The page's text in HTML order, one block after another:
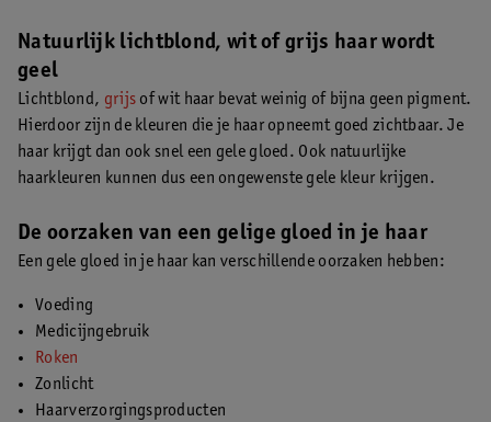
Natuurlijk lichtblond, wit of grijs haar wordt
geel
Lichtblond, grijs of wit haar bevat weinig of bijna geen pigment.
Hierdoor zijn de kleuren die je haar opneemt goed zichtbaar. Je
haar krijgt dan ook snel een gele gloed. Ook natuurlijke
haarkleuren kunnen dus een ongewenste gele kleur krijgen.
De oorzaken van een gelige gloed in je haar
Een gele gloed in je haar kan verschillende oorzaken hebben:
Voeding
Medicijngebruik
Roken
Zonlicht
Haarverzorgingsproducten